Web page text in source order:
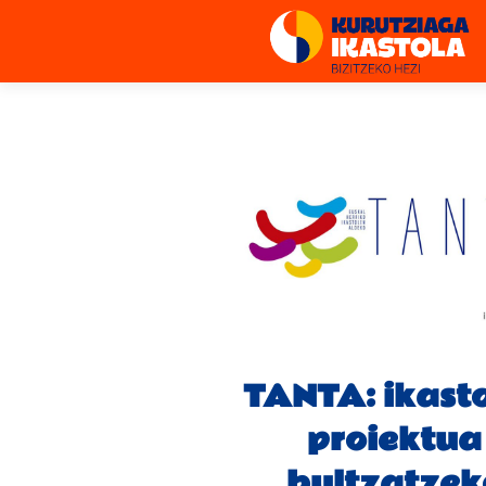
TANTA:
proiektua